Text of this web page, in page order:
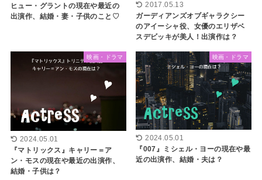
ヒュー・グラントの現在や最近の
出演作、結婚・妻・子供のこと♡
2017.05.13
ガーディアンズオブギャラクシー
のアイーシャ役、女優のエリザベ
スデビッキが美人！出演作は？
映画・ドラマ
2024.05.01
『マトリックス』キャリー＝ア
ン・モスの現在や最近の出演作、
結婚・子供は？
映画・ドラマ
2024.05.01
『007』ミシェル・ヨーの現在や最
近の出演作、結婚・夫は？